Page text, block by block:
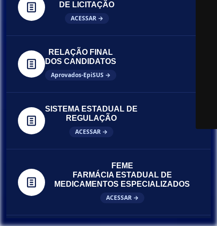
DE LICITAÇÃO
ACESSAR →
RELAÇÃO FINAL
DOS CANDIDATOS
Aprovados-EpiSUS →
SISTEMA ESTADUAL DE
REGULAÇÃO
ACESSAR →
FEME
FARMÁCIA ESTADUAL DE
MEDICAMENTOS ESPECIALIZADOS
ACESSAR →